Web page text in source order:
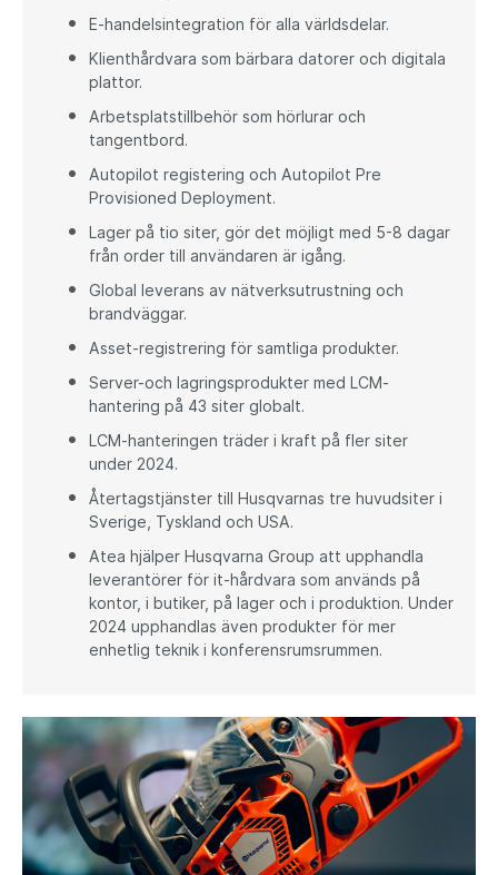
E-handelsintegration för alla världsdelar.
Klienthårdvara som bärbara datorer och digitala
plattor.
Arbetsplatstillbehör som hörlurar och
tangentbord.
Autopilot registering och Autopilot Pre
Provisioned Deployment.
Lager på tio siter, gör det möjligt med 5-8 dagar
från order till användaren är igång.
Global leverans av nätverksutrustning och
brandväggar.
Asset-registrering för samtliga produkter.
Server-och lagringsprodukter med LCM-
hantering på 43 siter globalt.
LCM-hanteringen träder i kraft på fler siter
under 2024.
Återtagstjänster till Husqvarnas tre huvudsiter i
Sverige, Tyskland och USA.
Atea hjälper Husqvarna Group att upphandla
leverantörer för it-hårdvara som används på
kontor, i butiker, på lager och i produktion. Under
2024 upphandlas även produkter för mer
enhetlig teknik i konferensrumsrummen.